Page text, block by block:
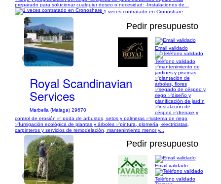
preparado para solucionar cualquier deseo o necesidad: -Instalaciones de...
1 veces contratado en Cronoshare
1/8
Pedir presupuesto
Royal Scandinavian
Services
Marbella (Málaga) 29670
Email validado
Teléfono validado
✅mantenimiento de
jardines y piscinas
✅plantación de
árboles, flores
✅segado de césped y
riego ✅diseño y
planificación de jardín
✅instalación de
césped ✅drenaje y
control de erosión ✅ poda de arbustos, setos y palmeras ✅sistema de riego
✅fumigación ecológica de plantas y árboles ✅pintura, plomería, electricistas,
carpinteros y servicios de remodelación, mantenimiento menor y...
1/11
Pedir presupuesto
Email validado
Teléfono validado